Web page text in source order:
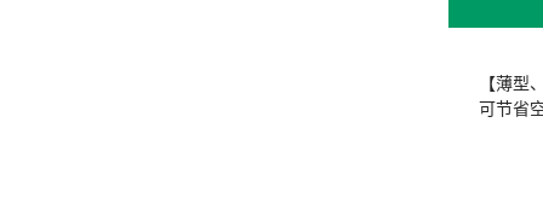
【薄型
可节省